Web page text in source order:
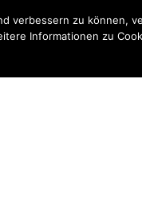
verbessern zu können,
Informationen zu